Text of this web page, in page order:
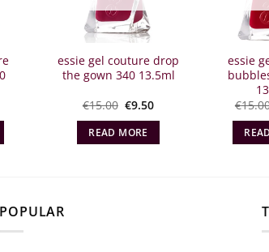
essie gel couture drop
the gown 340 13.5ml
€15.00 Original
what:
€15.00.
€9.50Η
READ MORE
essie
€
POPULAR